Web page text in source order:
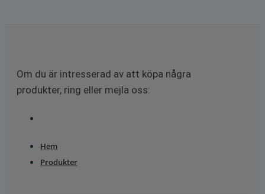
Om du är intresserad av att köpa några
produkter, ring eller mejla oss:
Hem
Produkter